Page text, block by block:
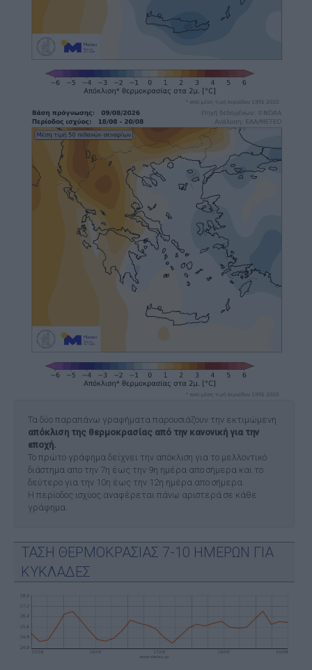
Τα δύο παραπάνω γραφήματα παρουσιάζουν την εκτιμώμενη
απόκλιση της θερμοκρασίας από την κανονική για την
εποχή.
Το πρώτο γράφημα δείχνει την απόκλιση για το μελλοντικό
διάστημα απο την 7η έως την 9η ημέρα απο σήμερα και το
δεύτερο για την 10η έως την 12η ημέρα απο σήμερα.
Η περίοδος ισχύος αναφέρεται πάνω αριστερά σε κάθε
γράφημα.
ΤΑΣΗ ΘΕΡΜΟΚΡΑΣΙΑΣ 7-10 ΗΜΕΡΩΝ ΓΙΑ
ΚΥΚΛΑΔΕΣ